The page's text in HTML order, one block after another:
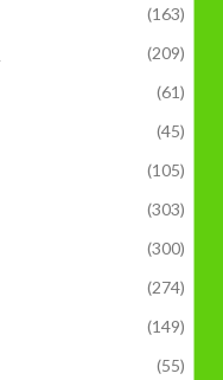
(163)
(209)
(61)
(45)
(105)
(303)
(300)
(274)
(149)
(55)